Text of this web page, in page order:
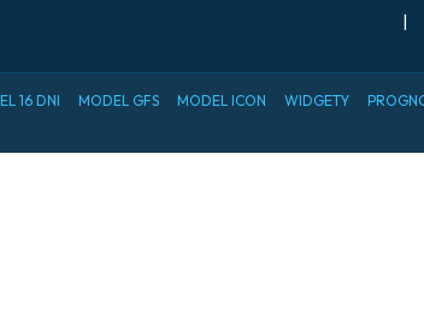
|
16 DNI MODEL GFS MODEL ICON WIDGETY